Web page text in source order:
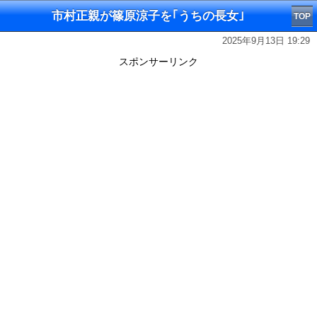
市村正親が篠原涼子を｢うちの長女｣ TOP
2025年9月13日 19:29
スポンサーリンク